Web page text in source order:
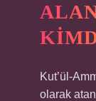
Kut’ül-
olarak